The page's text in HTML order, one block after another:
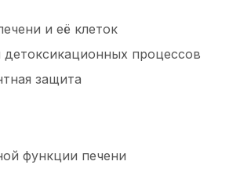
и её клеток
детоксикационных процессов
защита
функции печени